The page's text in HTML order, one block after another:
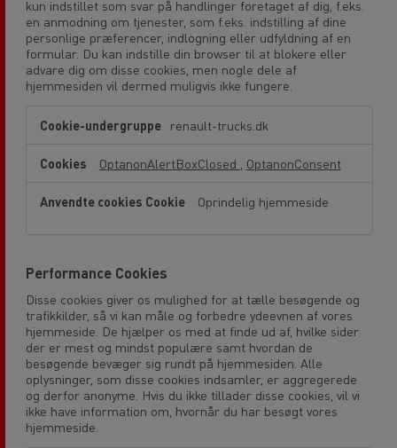
kun indstillet som svar på handlinger foretaget af dig, f.eks.
en anmodning om tjenester, som f.eks. indstilling af dine
personlige præferencer, indlogning eller udfyldning af en
formular. Du kan indstille din browser til at blokere eller
advare dig om disse cookies, men nogle dele af
hjemmesiden vil dermed muligvis ikke fungere.
Meget
cookies
renault-trucks.dk
OptanonAlertBoxClosed OptanonConsent
Oprindelig hjemmeside
Performance Cookies
Disse cookies giver os mulighed for at tælle besøgende og
trafikkilder, så vi kan måle og forbedre ydeevnen af vores
hjemmeside. De hjælper os med at finde ud af, hvilke sider
der er mest og mindst populære samt hvordan de
besøgende bevæger sig rundt på hjemmesiden. Alle
oplysninger, som disse cookies indsamler, er aggregerede
og derfor anonyme. Hvis du ikke tillader disse cookies, vil vi
ikke have information om, hvornår du har besøgt vores
hjemmeside.